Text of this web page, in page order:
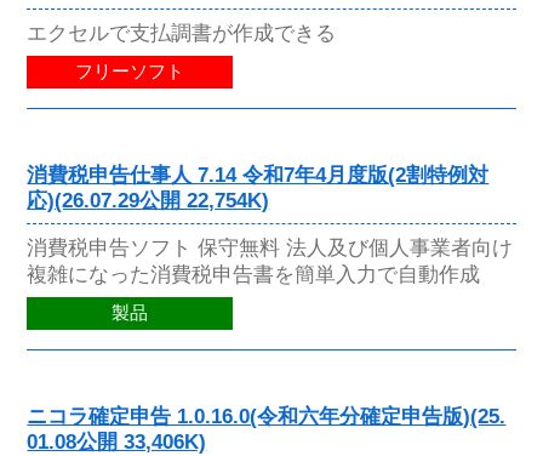
エクセルで支払調書が作成できる
フリーソフト
消費税申告仕事人 7.14 令和7年4月度版(2割特例対
応)(26.07.29公開 22,754K)
消費税申告ソフト 保守無料 法人及び個人事業者向け
複雑になった消費税申告書を簡単入力で自動作成
製品
ニコラ確定申告 1.0.16.0(令和六年分確定申告版)(25.
01.08公開 33,406K)